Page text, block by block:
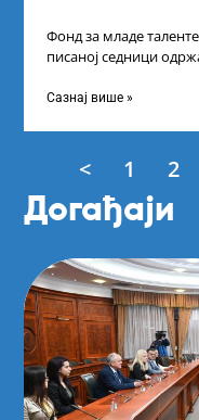
Фонд за младе
писаној седници
Сазнај више »
< 1 2
Догађаји